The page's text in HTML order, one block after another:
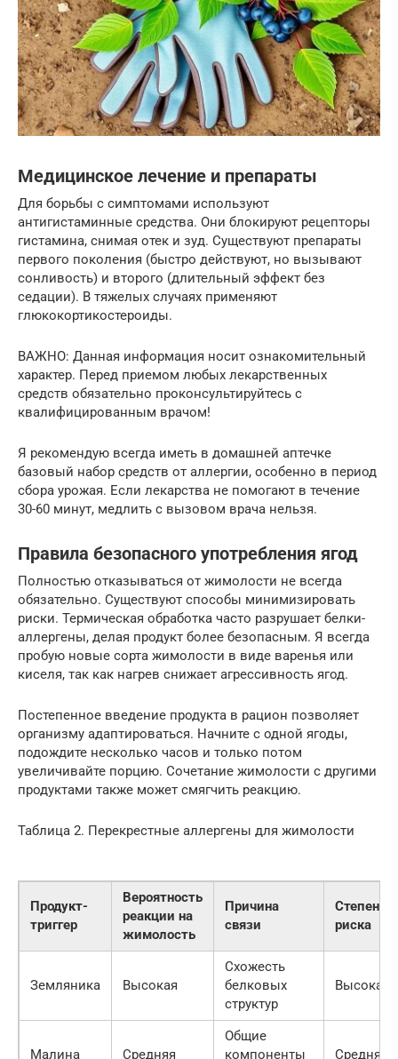
Медицинское лечение и препараты
Для борьбы с симптомами используют
антигистаминные средства. Они блокируют рецепторы
гистамина, снимая отек и зуд. Существуют препараты
первого поколения (быстро действуют, но вызывают
сонливость) и второго (длительный эффект без
седации). В тяжелых случаях применяют
глюкокортикостероиды.
ВАЖНО: Данная информация носит ознакомительный
характер. Перед приемом любых лекарственных
средств обязательно проконсультируйтесь с
квалифицированным врачом!
Я рекомендую всегда иметь в домашней аптечке
базовый набор средств от аллергии, особенно в период
сбора урожая. Если лекарства не помогают в течение
30-60 минут, медлить с вызовом врача нельзя.
Правила безопасного употребления ягод
Полностью отказываться от жимолости не всегда
обязательно. Существуют способы минимизировать
риски. Термическая обработка часто разрушает белки-
аллергены, делая продукт более безопасным. Я всегда
пробую новые сорта жимолости в виде варенья или
киселя, так как нагрев снижает агрессивность ягод.
Постепенное введение продукта в рацион позволяет
организму адаптироваться. Начните с одной ягоды,
подождите несколько часов и только потом
увеличивайте порцию. Сочетание жимолости с другими
продуктами также может смягчить реакцию.
Таблица 2. Перекрестные аллергены для жимолости
Продукт-
триггер
Вероятность
реакции на
жимолость
Причина
связи
Степень
риска
Земляника Высокая
Схожесть
белковых
структур
Высокая
Малина Средняя
Общие
компоненты
Средняя